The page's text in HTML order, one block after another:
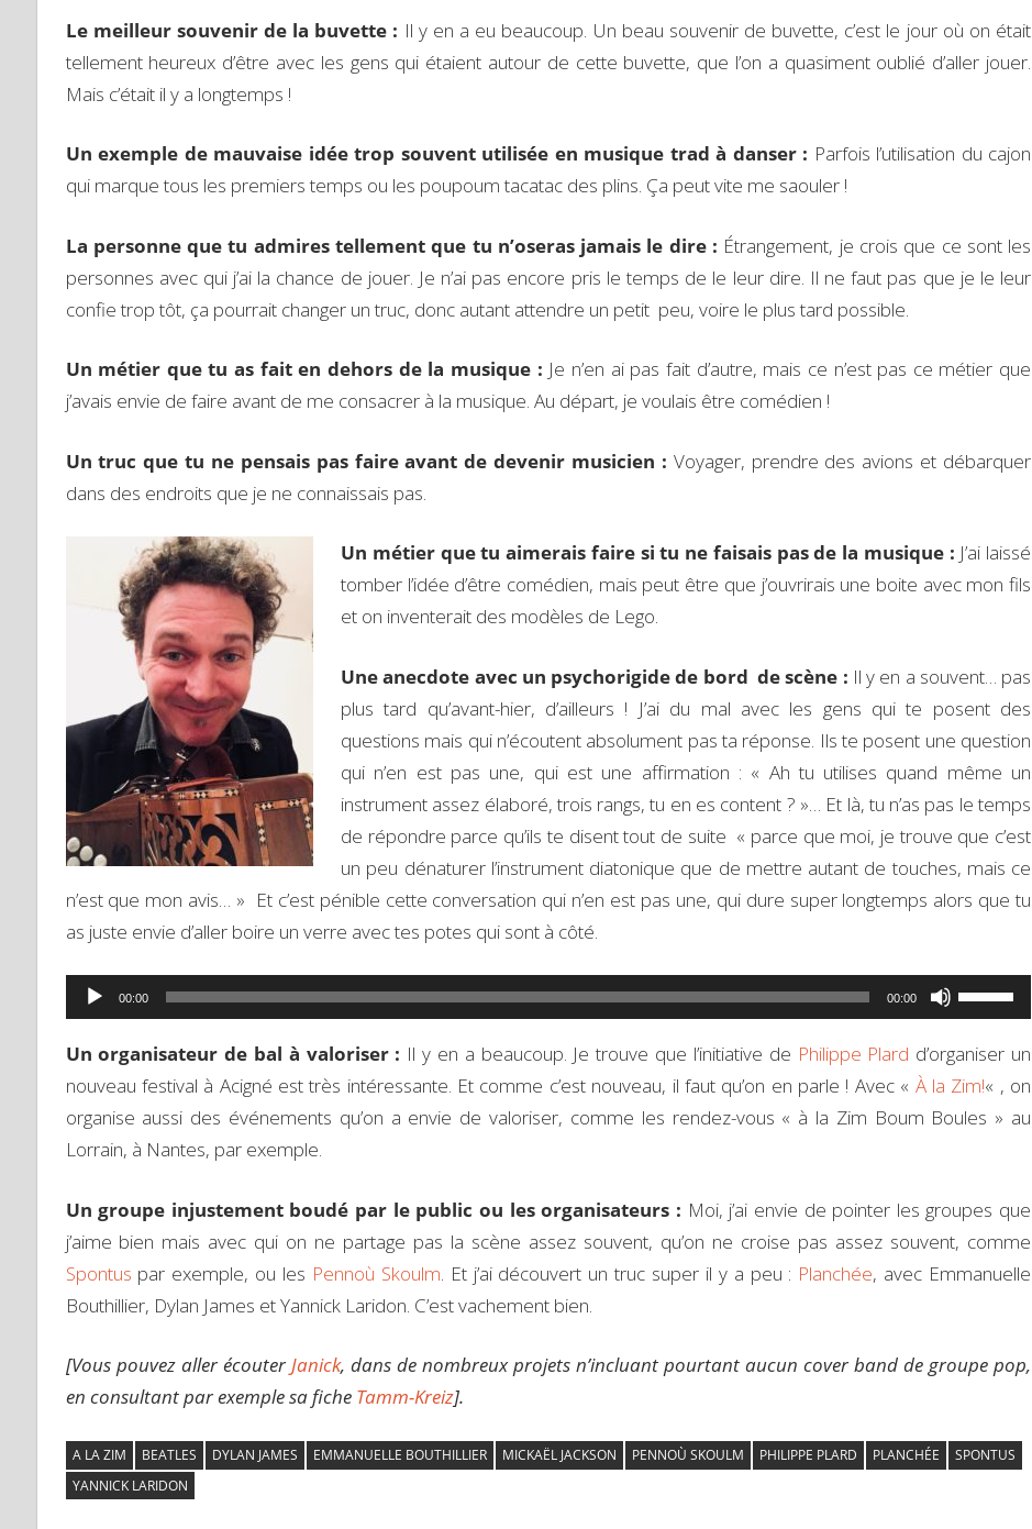
Le meilleur souvenir de la buvette : Il y en a eu beaucoup. Un beau souvenir de buvette, c’est le jour où on était
tellement heureux d’être avec les gens qui étaient autour de cette buvette, que l’on a quasiment oublié d’aller jouer.
Mais c’était il y a longtemps !
Un exemple de mauvaise idée trop souvent utilisée en musique trad à danser : Parfois l’utilisation du cajon
qui marque tous les premiers temps ou les poupoum tacatac des plins. Ça peut vite me saouler !
La personne que tu admires tellement que tu n’oseras jamais le dire : Étrangement, je crois que ce sont les
personnes avec qui j’ai la chance de jouer. Je n’ai pas encore pris le temps de le leur dire. Il ne faut pas que je le leur
confie trop tôt, ça pourrait changer un truc, donc autant attendre un petit peu, voire le plus tard possible.
Un métier que tu as fait en dehors de la musique : Je n’en ai pas fait d’autre, mais ce n’est pas ce métier que
j’avais envie de faire avant de me consacrer à la musique. Au départ, je voulais être comédien !
Un truc que tu ne pensais pas faire avant de devenir musicien : Voyager, prendre des avions et débarquer
dans des endroits que je ne connaissais pas.
Un métier que tu aimerais faire si tu ne faisais pas de la musique : J’ai laissé
tomber l’idée d’être comédien, mais peut être que j’ouvrirais une boite avec mon fils
et on inventerait des modèles de Lego.
Une anecdote avec un psychorigide de bord de scène : Il y en a souvent… pas
plus tard qu’avant-hier, d’ailleurs ! J’ai du mal avec les gens qui te posent des
questions mais qui n’écoutent absolument pas ta réponse. Ils te posent une question
qui n’en est pas une, qui est une affirmation : « Ah tu utilises quand même un
instrument assez élaboré, trois rangs, tu en es content ? »… Et là, tu n’as pas le temps
de répondre parce qu’ils te disent tout de suite « parce que moi, je trouve que c’est
un peu dénaturer l’instrument diatonique que de mettre autant de touches, mais ce
n’est que mon avis… » Et c’est pénible cette conversation qui n’en est pas une, qui dure super longtemps alors que tu
as juste envie d’aller boire un verre avec tes potes qui sont à côté.
Lecteur
audio
00:00 00:00
Utilisez
les
flèches
haut/bas
pour
diminuer
le
volume.
Un organisateur de bal à valoriser : Il y en a beaucoup. Je trouve que l’initiative de Philippe Plard d’organiser un
nouveau festival à Acigné est très intéressante. Et comme c’est nouveau, il faut qu’on en parle ! Avec « À la Zim!« , on
organise aussi des événements qu’on a envie de valoriser, comme les rendez-vous « à la Zim Boum Boules » au
Lorrain, à Nantes, par exemple.
Un groupe injustement boudé par le public ou les organisateurs : Moi, j’ai envie de pointer les groupes que
j’aime bien mais avec qui on ne partage pas la scène assez souvent, qu’on ne croise pas assez souvent, comme
Spontus par exemple, ou les Pennoù Skoulm. Et j’ai découvert un truc super il y a peu : Planchée, avec Emmanuelle
Bouthillier, Dylan James et Yannick Laridon. C’est vachement bien.
[Vous pouvez aller écouterJanick, dans de nombreux projets n’incluant pourtant aucun cover band de groupe pop,
en consultant par exemple sa fiche Tamm-Kreiz].
A LA ZIM BEATLES DYLAN JAMES EMMANUELLE BOUTHILLIER MICKAËL JACKSON PENNOÙ SKOULM PHILIPPE PLARD PLANCHÉE
SPONTUS
YANNICK LARIDON